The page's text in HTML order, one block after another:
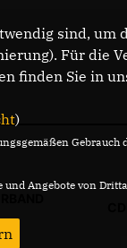
sind,
Für
finden Sie in
)
Gebrauch
und Angebote von